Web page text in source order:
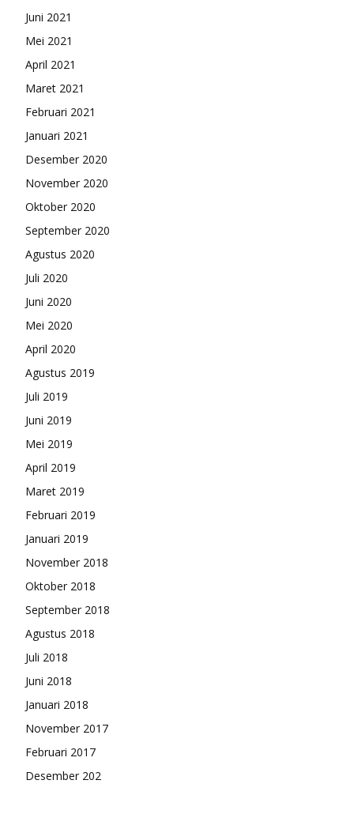
Juni 2021
Mei 2021
April 2021
Maret 2021
Februari 2021
Januari 2021
Desember 2020
November 2020
Oktober 2020
September 2020
Agustus 2020
Juli 2020
Juni 2020
Mei 2020
April 2020
Agustus 2019
Juli 2019
Juni 2019
Mei 2019
April 2019
Maret 2019
Februari 2019
Januari 2019
November 2018
Oktober 2018
September 2018
Agustus 2018
Juli 2018
Juni 2018
Januari 2018
November 2017
Februari 2017
Desember 202